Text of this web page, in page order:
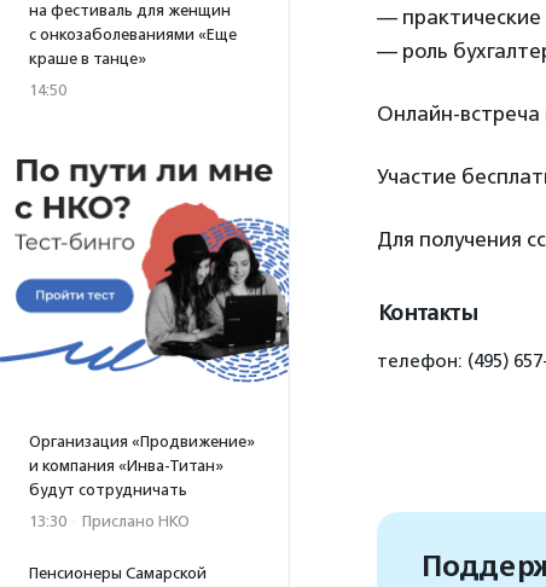
на фестиваль для женщин
с онкозаболеваниями «Еще
краше в танце»
14:50
Организация «Продвижение»
и компания «Инва-Титан»
будут сотрудничать
13:30 · Прислано НКО
Пенсионеры Самарской
— практические
— роль
Онлайн-
Участие
Для получения
Контакты
телефон: (495)